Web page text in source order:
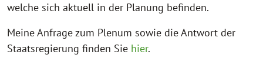
welche sich aktuell in der Planung befinden.
Meine Anfrage zum Plenum sowie die Antwort der
Staatsregierung finden Sie hier.